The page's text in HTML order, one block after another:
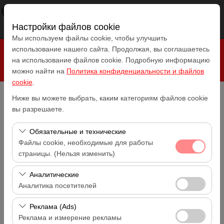
×
www.repeatcar.com
Бесплатно - In Google Play
Настройки файлов cookie
Мы используем файлы cookie, чтобы улучшить
использование нашего сайта. Продолжая, вы соглашаетесь
на использование файлов cookie. Подробную информацию
можно найти на Политика конфиденциальности и файлов
cookie
Ниже вы можете выбрать, каким категориям файлов cookie
вы разрешаете.
Обязательные и технические
Файлы cookie, необходимые для работы
страницы. (Нельзя изменить)
Эти файлы cookie необходимы для корректной
работы сайта, безопасности, управления сеансами и
базовых функций. Их нельзя отключить.
Аналитические
Аналитика посетителей
Эти файлы cookie позволяют нам анализировать, как
используется наш сайт (количество посетителей,
Реклама (Ads)
Реклама и измерение рекламы
Чувствительный элемент
Указать другое место возврата машины
Antalya Аэропорт (AYT)